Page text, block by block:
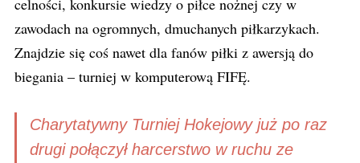
celności, konkursie wiedzy o piłce nożnej czy w
zawodach na ogromnych, dmuchanych piłkarzykach.
Znajdzie się coś nawet dla fanów piłki z awersją do
biegania – turniej w komputerową FIFĘ.
Charytatywny Turniej Hokejowy już po raz
drugi połączył harcerstwo w ruchu ze